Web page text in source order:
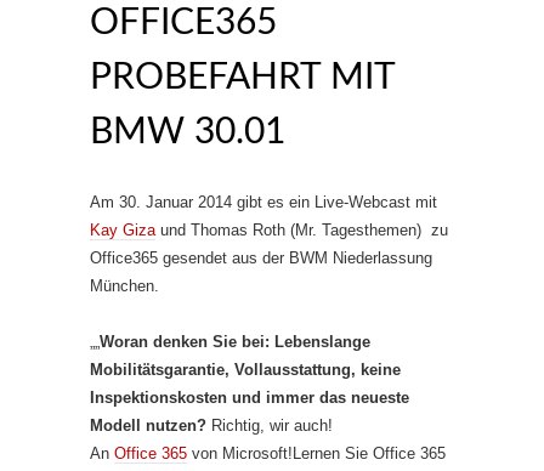
OFFICE365
PROBEFAHRT MIT
BMW 30.01
Am 30. Januar 2014 gibt es ein Live-Webcast mit
Kay Gizaund Thomas Roth (Mr. Tagesthemen) zu
Office365 gesendet aus der BWM Niederlassung
München.
„„Woran denken Sie bei: Lebenslange
Mobilitätsgarantie, Vollausstattung, keine
Inspektionskosten und immer das neueste
Modell nutzen? Richtig, wir auch!
An Office 365 von Microsoft!Lernen Sie Office 365